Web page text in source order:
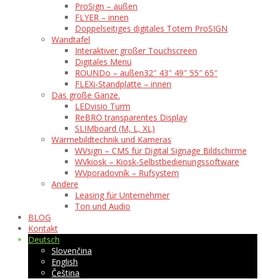
ProSign – außen
FLYER – innen
Doppelseitiges digitales Totem ProSIGN
Wandtafel
Interaktiver großer Touchscreen
Digitales Menü
ROUNDo – außen32″ 43″ 49″ 55″ 65″
FLEXi-Standplatte – innen
Das große Ganze.
LEDvisio Turm
ReBRO transparentes Display
SLIMboard (M, L, XL)
Wärmebildtechnik und Kameras
WVsign – CMS für Digital Signage Bildschirme
WVkiosk – Kiosk-Selbstbedienungssoftware
WVporadovník – Rufsystem
Andere
Leasing für Unternehmer
Ton und Audio
BLOG
Kontakt
Deutsch
Slovenčina
English
Čeština